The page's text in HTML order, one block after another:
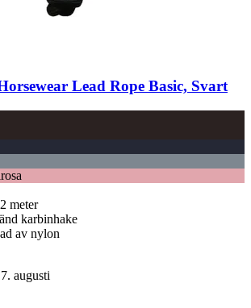
Lead Rope Basic, Svart
meter
karbinhake
av nylon
augusti